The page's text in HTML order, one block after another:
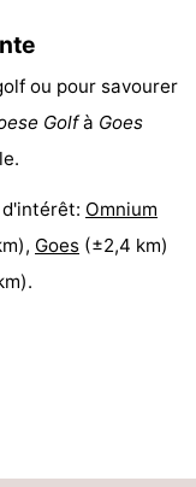
ou pour savourer
Golfà Goes
Omnium
Goes (±2,4 km)